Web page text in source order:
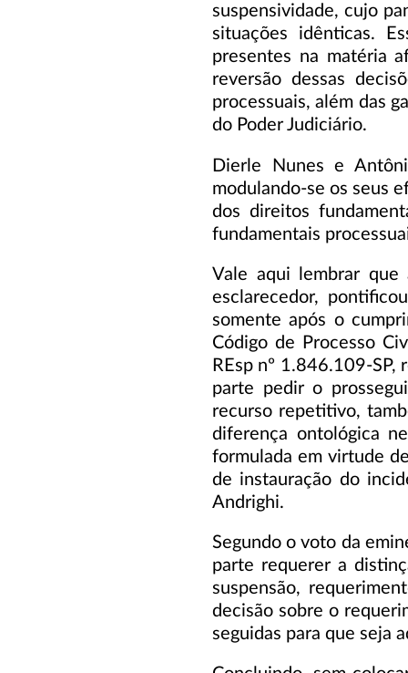
suspensividade, cujo
situações idênticas.
presentes na matéria
reversão dessas
processuais, além das
do Poder Judiciário.
Dierle Nunes e
modulando-se os seus
dos direitos
fundamentais
Vale aqui lembrar que
esclarecedor,
somente após o
Código de Processo
REsp nº 1.846.109-
parte pedir o
recurso repetitivo,
diferença ontológica
formulada em virtude
de instauração do
Andrighi.
Segundo o voto da
parte requerer a
suspensão,
decisão sobre o
seguidas para que seja